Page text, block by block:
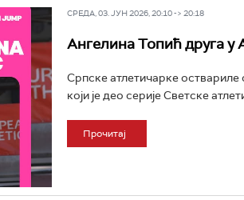
СРЕДА, 03. ЈУН 2026, 20:10 -> 20:18
Ангелина Топић друга
Српске атлетичарке оствариле
који је део серије Светске
Прочитај